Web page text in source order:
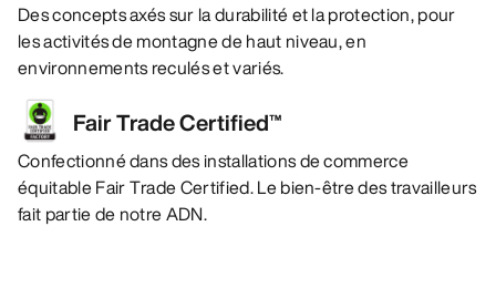
Des concepts axés sur la durabilité et la protection, pour
les activités de montagne de haut niveau, en
environnements reculés et variés.
Fair Trade Certified™
Confectionné dans des installations de commerce
équitable Fair Trade Certified. Le bien-être des travailleurs
fait partie de notre ADN.